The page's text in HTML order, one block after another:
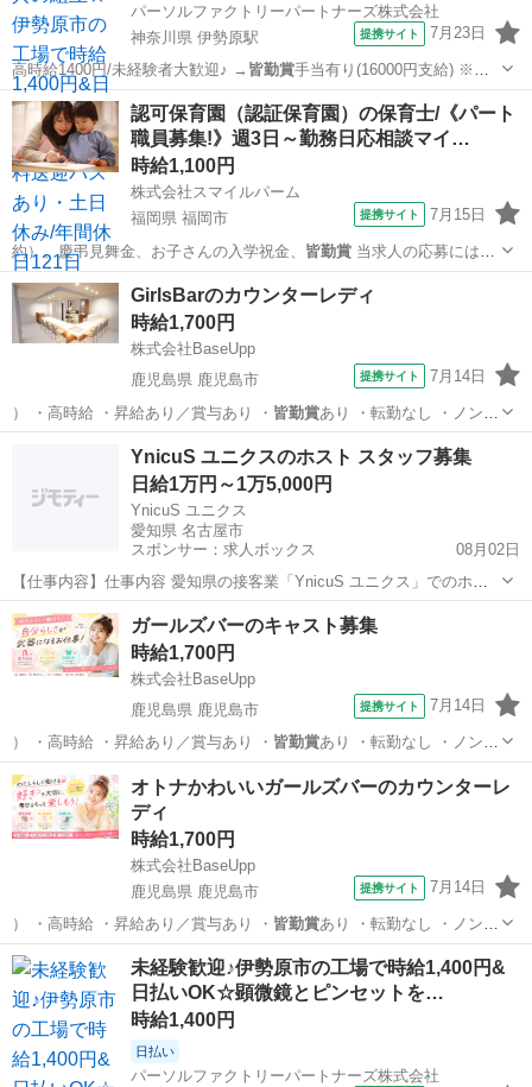
パーソルファクトリーパートナーズ株式会社
神奈川県 伊勢原駅
提携サイト 7月23日
高時給1400円/未経験者大歓迎♪ → 皆勤賞手当有り(16000円支給) ※条
件有…
神奈川 伊勢原駅 その他
認可保育園（認証保育園）の保育士/《パート
職員募集!》週3日～勤務日応相談マイ…
時給1,100円
株式会社スマイルパーム
福岡県 福岡市
提携サイト 7月15日
約）、慶弔見舞金、お子さんの入学祝金、 皆勤賞当求人の応募には保
育士の資格が必須…
福岡 福岡市
GirlsBarのカウンターレディ
時給1,700円
株式会社BaseUpp
鹿児島県 鹿児島市
提携サイト 7月14日
） ・高時給 ・昇給あり／賞与あり ・ 皆勤賞あり ・転勤なし ・ノンア
ルコールOK…
ホールスタッフ
YnicuS ユニクスのホスト スタッフ募集
日給1万円～1万5,000円
YnicuS ユニクス
愛知県 名古屋市
スポンサー：求人ボックス
08月02日
【仕事内容】仕事内容 愛知県の接客業「YnicuS ユニクス」でのホス
トのお仕事です。 お客様と会話しながらお酒を提供して楽しんでもら
うお仕事になります。 給 与 日給10,000円～15,000円+売上バック(小
計50～最大10...
正社員 / アルバイト・パート
ガールズバーのキャスト募集
時給1,700円
株式会社BaseUpp
鹿児島県 鹿児島市
提携サイト 7月14日
） ・高時給 ・昇給あり／賞与あり ・ 皆勤賞あり ・転勤なし ・ノンア
ルコールOK…
鹿児島 鹿児島市 ホールスタッフ
オトナかわいいガールズバーのカウンターレ
ディ
時給1,700円
株式会社BaseUpp
鹿児島県 鹿児島市
提携サイト 7月14日
） ・高時給 ・昇給あり／賞与あり ・ 皆勤賞あり ・転勤なし ・ノンア
ルコールOK…
鹿児島 鹿児島市 ホールスタッフ
未経験歓迎♪伊勢原市の工場で時給1,400円&
日払いOK☆顕微鏡とピンセットを…
時給1,400円
日払い
パーソルファクトリーパートナーズ株式会社